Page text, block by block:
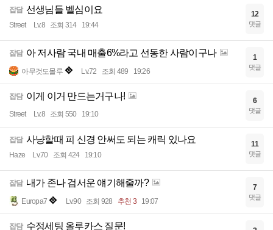
잡담 선생님들 벨심이요
Street Lv.8 조회 314 19:44
12
댓글
잡담 아 저사람 국내 매출6%라고 선동한 사람이구나
아무것도몰루 Lv.72 조회 489 19:26
1
댓글
잡담 이게 이거 만드는거구나!
Street Lv.8 조회 550 19:10
6
댓글
잡담 사냥할때 피 신경 안써도 되는 캐릭 있나요
Haze Lv.70 조회 424 19:10
11
댓글
잡담 내가 존나 검서운 얘기해줄까?
Europa7 Lv.90 조회 928 추천 3 19:07
7
댓글
잡담 수정세팅 올루카스 질문!